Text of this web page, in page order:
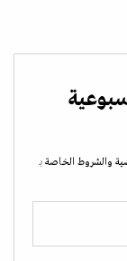
والشروط الخاصة بـ